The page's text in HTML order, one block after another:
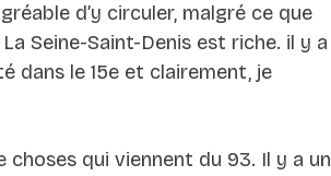
d’y circuler, malgré ce que
Seine-Saint-Denis est riche. il y a
dans le 15e et clairement, je
qui viennent du 93. Il y a un